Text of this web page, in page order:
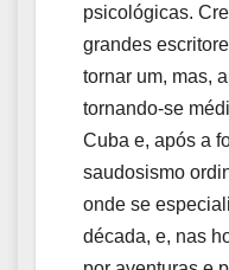
psicológicas.
grandes
tornar um, mas,
tornando-se
Cuba e, após a
saudosismo
onde se
década, e, nas